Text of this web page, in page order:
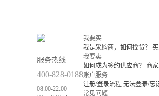
服务热线
400-828-0188
08:00-22:00
我要买
我是采购商，如何找货？
我要卖
如何成为签约供应商？
商
账户服务
注册/登录流程 无法登录/忘
常见问题